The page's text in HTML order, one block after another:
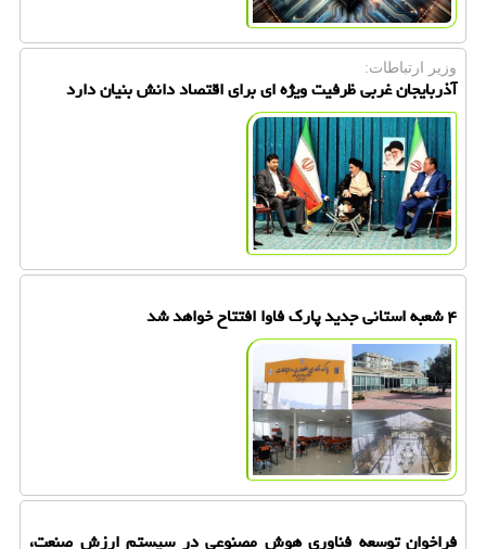
وزیر ارتباطات:
آذربایجان غربی ظرفیت ویژه ای برای اقتصاد دانش بنیان دارد
۴ شعبه استانی جدید پارک فاوا افتتاح خواهد شد
فراخوان توسعه فناوری هوش مصنوعی در سیستم ارزش صنعت،